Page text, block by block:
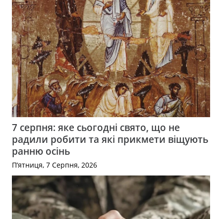
7 серпня: яке сьогодні свято, що не
радили робити та які прикмети віщують
ранню осінь
П’ятниця, 7 Серпня, 2026